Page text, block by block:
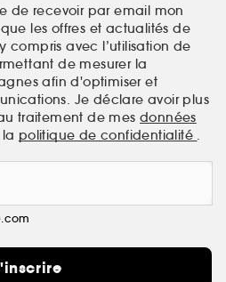
de recevoir par email mon
les offres et actualités de
compris avec l’utilisation de
de mesurer la
afin d'optimiser et
Je déclare avoir plus
traitement de mes données
politique de confidentialité .